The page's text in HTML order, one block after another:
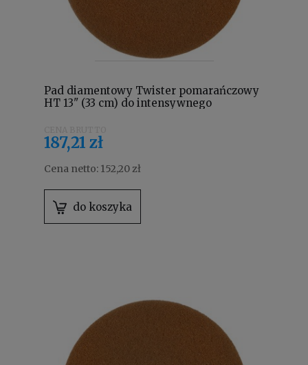
Pad diamentowy Twister pomarańczowy
HT 13" (33 cm) do intensywnego
187,21 zł
Cena netto: 152,20 zł
do koszyka